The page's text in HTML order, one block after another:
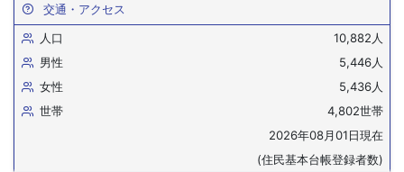
交通・アクセス
人口
10,882人
男性
5,446人
女性
5,436人
世帯
4,802世帯
2026年08月01日現在
(住民基本台帳登録者数)